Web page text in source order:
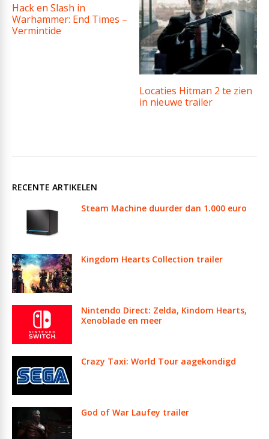
Hack en Slash in
Warhammer: End Times –
Vermintide
Locaties Hitman 2 te zien
in nieuwe trailer
RECENTE ARTIKELEN
Steam Machine duurder dan 1.000 euro
Kingdom Hearts Collection trailer
Nintendo Direct: Zelda, Kindom Hearts,
Xenoblade en meer
Crazy Taxi: World Tour aagekondigd
God of War Laufey trailer